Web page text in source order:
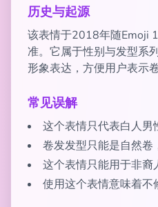
历史与起源
该表情于2018年随Emoji
准。它属于性别与发型系
形象表达，方便用户表示
常见误解
这个表情只代表白人男
卷发发型只能是自然卷
这个表情只能用于非裔
使用这个表情意味着不